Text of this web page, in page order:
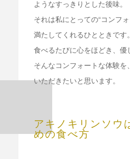
ようなすっきりとした後味。
それは私にとっての“コンフ
満たしてくれるひとときです。
食べるたびに心をほどき、優
そんなコンフォートな体験
いただきたいと思います。
アキノキリンソウ
めの食べ方